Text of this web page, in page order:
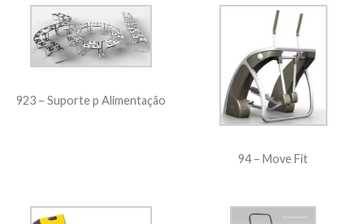
923 – Suporte p Alimentação
94 – Move Fit